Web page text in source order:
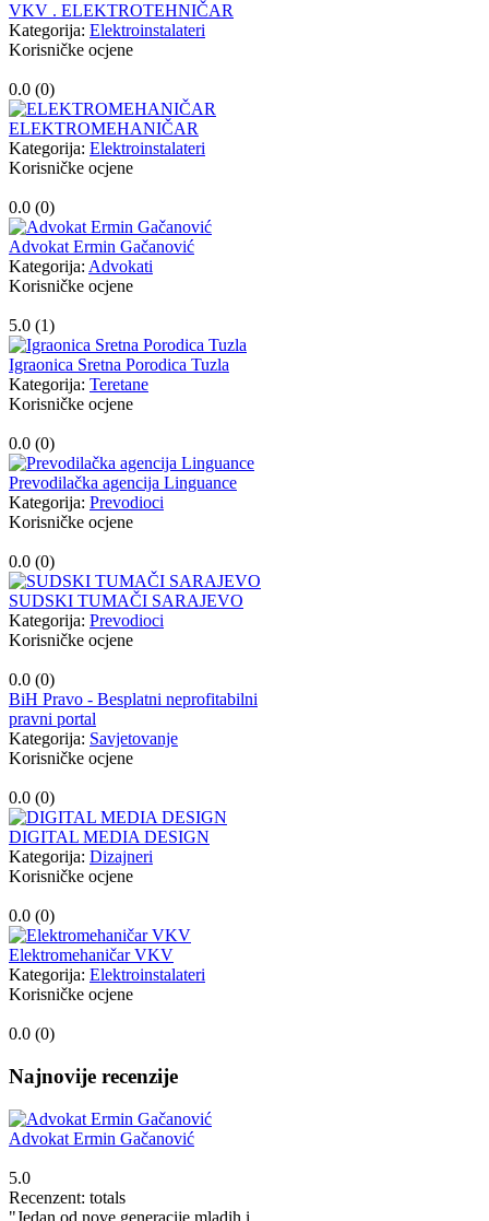
VKV . ELEKTROTEHNIČAR
Kategorija: Elektroinstalateri
Korisničke ocjene
0.0 (0)
ELEKTROMEHANIČAR
Kategorija: Elektroinstalateri
Korisničke ocjene
0.0 (0)
Advokat Ermin Gačanović
Kategorija: Advokati
Korisničke ocjene
5.0 (1)
Igraonica Sretna Porodica Tuzla
Kategorija: Teretane
Korisničke ocjene
0.0 (0)
Prevodilačka agencija Linguance
Kategorija: Prevodioci
Korisničke ocjene
0.0 (0)
SUDSKI TUMAČI SARAJEVO
Kategorija: Prevodioci
Korisničke ocjene
0.0 (0)
BiH Pravo - Besplatni neprofitabilni
pravni portal
Kategorija: Savjetovanje
Korisničke ocjene
0.0 (0)
DIGITAL MEDIA DESIGN
Kategorija: Dizajneri
Korisničke ocjene
0.0 (0)
Elektromehaničar VKV
Kategorija: Elektroinstalateri
Korisničke ocjene
0.0 (0)
Najnovije recenzije
Advokat Ermin Gačanović
5.0
Recenzent: totals
"Jedan od nove generacije mladih i